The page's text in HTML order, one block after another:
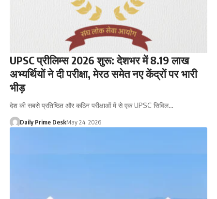
UPSC प्रीलिम्स 2026 शुरू: देशभर में 8.19 लाख
अभ्यर्थियों ने दी परीक्षा, मेरठ समेत नए केंद्रों पर भारी
भीड़
देश की सबसे प्रतिष्ठित और कठिन परीक्षाओं में से एक UPSC सिविल…
Daily Prime DeskMay 24, 2026